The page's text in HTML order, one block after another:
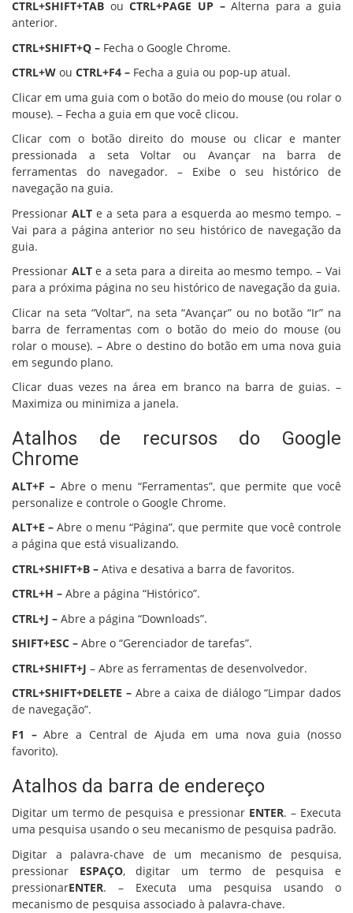
CTRL+SHIFT+TAB ouCTRL+PAGE UP –Alterna para a guia
anterior.
CTRL+SHIFT+Q – Fecha o Google Chrome.
CTRL+W ou CTRL+F4 – Fecha a guia ou pop-up atual.
Clicar em uma guia com o botão do meio do mouse (ou rolar o
mouse). – Fecha a guia em que você clicou.
Clicar com o botão direito do mouse ou clicar e manter
pressionada a seta Voltar ou Avançar na barra de
ferramentas do navegador. – Exibe o seu histórico de
navegação na guia.
Pressionar ALT e a seta para a esquerda ao mesmo tempo. –
Vai para a página anterior no seu histórico de navegação da
guia.
Pressionar ALTe a seta para a direita ao mesmo tempo. – Vai
para a próxima página no seu histórico de navegação da guia.
Clicar na seta “Voltar”, na seta “Avançar” ou no botão “Ir” na
barra de ferramentas com o botão do meio do mouse (ou
rolar o mouse). – Abre o destino do botão em uma nova guia
em segundo plano.
Clicar duas vezes na área em branco na barra de guias. –
Maximiza ou minimiza a janela.
Atalhos de recursos do Google
Chrome
ALT+F – Abre o menu “Ferramentas”, que permite que você
personalize e controle o Google Chrome.
ALT+E –Abre o menu “Página”, que permite que você controle
a página que está visualizando.
CTRL+SHIFT+B – Ativa e desativa a barra de favoritos.
CTRL+H – Abre a página “Histórico”.
CTRL+J – Abre a página “Downloads”.
SHIFT+ESC – Abre o “Gerenciador de tarefas”.
CTRL+SHIFT+J – Abre as ferramentas de desenvolvedor.
CTRL+SHIFT+DELETE – Abre a caixa de diálogo “Limpar dados
de navegação”.
F1 –Abre a Central de Ajuda em uma nova guia (nosso
favorito).
Atalhos da barra de endereço
Digitar um termo de pesquisa e pressionar ENTER. – Executa
uma pesquisa usando o seu mecanismo de pesquisa padrão.
Digitar a palavra-chave de um mecanismo de pesquisa,
pressionar ESPAÇO, digitar um termo de pesquisa e
pressionarENTER. – Executa uma pesquisa usando o
mecanismo de pesquisa associado à palavra-chave.